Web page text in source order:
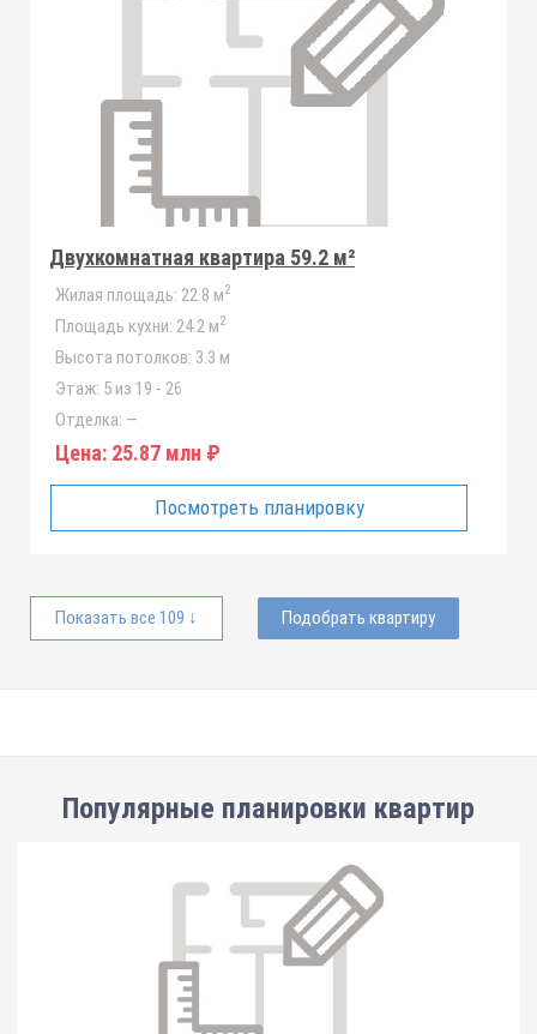
Двухкомнатная квартира 59.2 м²
Жилая площадь: 22.8 м2
Площадь кухни: 24.2 м2
Высота потолков: 3.3 м
Этаж: 5 из 19 - 26
Отделка: —
Цена: 25.87 млн ₽
Посмотреть планировку
Показать все 109 ↓ Подобрать квартиру
Популярные планировки квартир